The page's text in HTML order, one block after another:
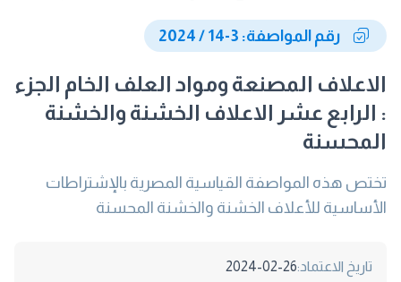
رقم المواصفة: 3-14 / 2024
الاعلاف المصنعة ومواد العلف الخام الجزء
: الرابع عشر الاعلاف الخشنة والخشنة
المحسنة
تختص هذه المواصفة القياسية المصرية بالإشتراطات
الأساسية للأعلاف الخشنة والخشنة المحسنة
تاريخ الاعتماد:2024-02-26